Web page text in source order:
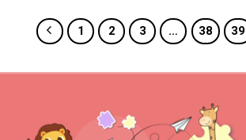
1 2 3 … 38 39